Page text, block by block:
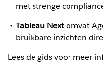
met strenge
Tableau Nextomvat
bruikbare inzichten
Lees de gids voor meer